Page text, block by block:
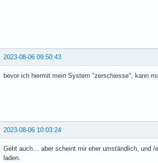
2023-08-06 09:50:43
bevor ich hiermit mein System "zerschiesse", kann
2023-08-06 10:03:24
Geht auch… aber scheint mir eher umständlich, und
laden.